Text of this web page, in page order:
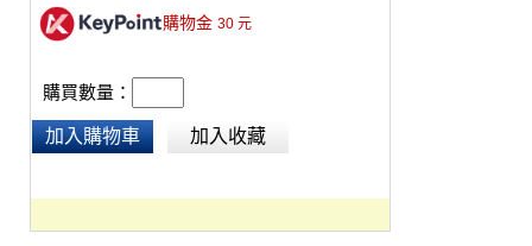
購物金 30元
購買數量：
加入購物車 加入收藏